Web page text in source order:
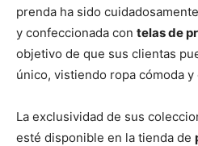
prenda ha sido
y confeccionada con telas de
objetivo de que sus clientas
único, vistiendo ropa cómoda
La exclusividad de sus
esté disponible en la tienda de